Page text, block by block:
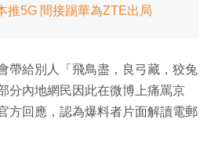
推5G 間接踢華為ZTE出局
帶給別人「飛鳥盡，良弓藏，狡兔
分內地網民因此在微博上痛罵京
方回應，認為爆料者片面解讀電郵